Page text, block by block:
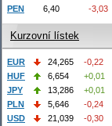
PEN
6,40 -3,03
Kurzovní lístek
EUR 24,265
-0,22
HUF
6,654
+0,01
JPY
13,286
+0,01
PLN
5,646
-0,24
USD
21,039 -0,30